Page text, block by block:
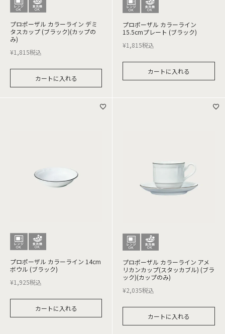
プロポーザル カラーライン デミ
タスカップ (ブラック)(カップの
み)
¥1,815税込
カートに入れる
プロポーザル カラーライン
15.5cmプレート (ブラック)
¥1,815税込
カートに入れる
プロポーザル カラーライン 14cm
ボウル (ブラック)
¥1,925税込
カートに入れる
プロポーザル カラーライン アメ
リカンカップ(スタッカブル) (ブラ
ック)(カップのみ)
¥2,035税込
カートに入れる